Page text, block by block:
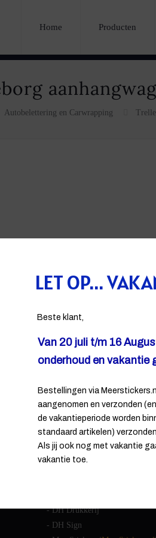
Home
Producten
Autobelettering en Carwrapping
CONTACT
De Haan reclame
Energielaan 9
5405 AD Uden
- DH Drukkerij
- DH Sign
LET OP...
Beste klant,
Van 20 juli t/m 16
onderhoud en vakantie
Bestellingen via
aangenomen en verzonden
de vakantieperiode worden
standaard artikelen)
Als jij ook nog met vakantie
vakantie toe.